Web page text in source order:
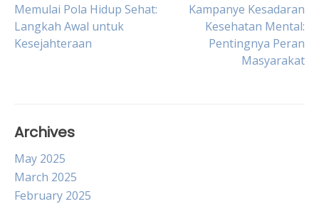
Post
navigation
Memulai Pola Hidup Sehat:
Langkah Awal untuk
Kesejahteraan
Kampanye Kesadaran
Kesehatan Mental:
Pentingnya Peran
Masyarakat
Archives
May 2025
March 2025
February 2025